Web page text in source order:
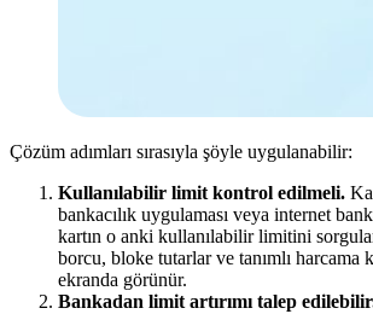
Çözüm adımları sırasıyla şöyle uygulanabilir:
Kullanılabilir limit kontrol edilmeli.
bankacılık uygulaması veya internet
kartın o anki kullanılabilir limitini
borcu, bloke tutarlar ve tanımlı harcama
ekranda görünür.
Bankadan limit artırımı talep